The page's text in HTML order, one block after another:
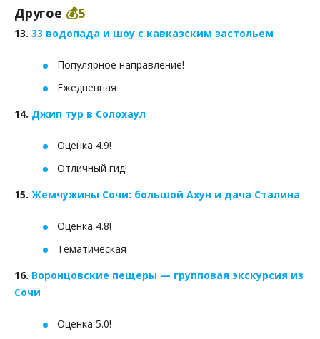
Другое 💰5
13. 33 водопада и шоу с кавказским застольем
Популярное направление!
Ежедневная
14. Джип тур в Солохаул
Оценка 4.9!
Отличный гид!
15. Жемчужины Сочи: большой Ахун и дача Сталина
Оценка 4.8!
Тематическая
16. Воронцовские пещеры — групповая экскурсия из
Сочи
Оценка 5.0!